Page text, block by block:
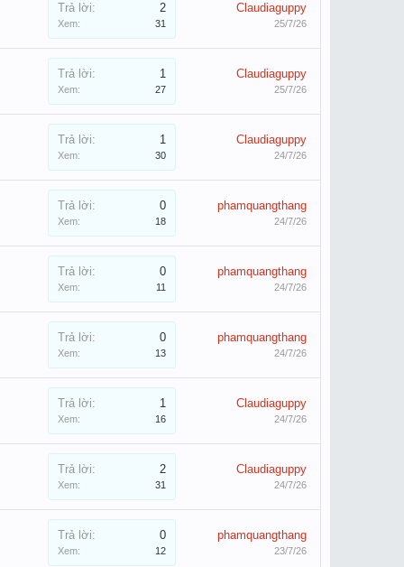
Trả lời: 2
Xem: 31
Claudiaguppy
25/7/26
Trả lời: 1
Xem: 27
Claudiaguppy
25/7/26
Trả lời: 1
Xem: 30
Claudiaguppy
24/7/26
Trả lời: 0
Xem: 18
phamquangthang
24/7/26
Trả lời: 0
Xem: 11
phamquangthang
24/7/26
Trả lời: 0
Xem: 13
phamquangthang
24/7/26
Trả lời: 1
Xem: 16
Claudiaguppy
24/7/26
Trả lời: 2
Xem: 31
Claudiaguppy
24/7/26
Trả lời: 0
Xem: 12
phamquangthang
23/7/26